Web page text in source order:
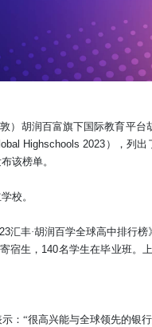
）胡润百富旗下国际教育平台
Highschools 2023），列出
该榜单。
校。
汇丰·胡润百学全球高中排行
宿生， 140名学生在毕业班。
： “很高兴能与全球领先的银